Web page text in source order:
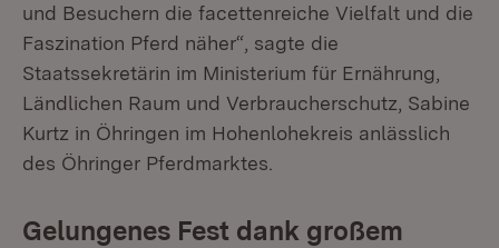
und Besuchern die facettenreiche Vielfalt und die
Faszination Pferd näher“, sagte die
Staatssekretärin im Ministerium für Ernährung,
Ländlichen Raum und Verbraucherschutz, Sabine
Kurtz in Öhringen im Hohenlohekreis anlässlich
des Öhringer Pferdmarktes.
Gelungenes Fest dank großem